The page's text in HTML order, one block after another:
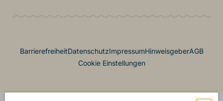
Footer Menü
BarrierefreiheitDatenschutzImpressumHinweisgeberAGB
Cookie Einstellungen